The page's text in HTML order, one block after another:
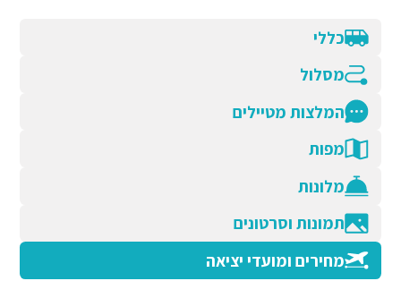
כללי
מסלול
המלצות מטיילים
מפות
מלונות
תמונות וסרטונים
מחירים ומועדי יציאה